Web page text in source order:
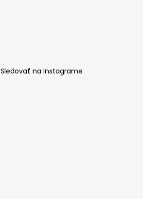
Sledovať na Instagrame